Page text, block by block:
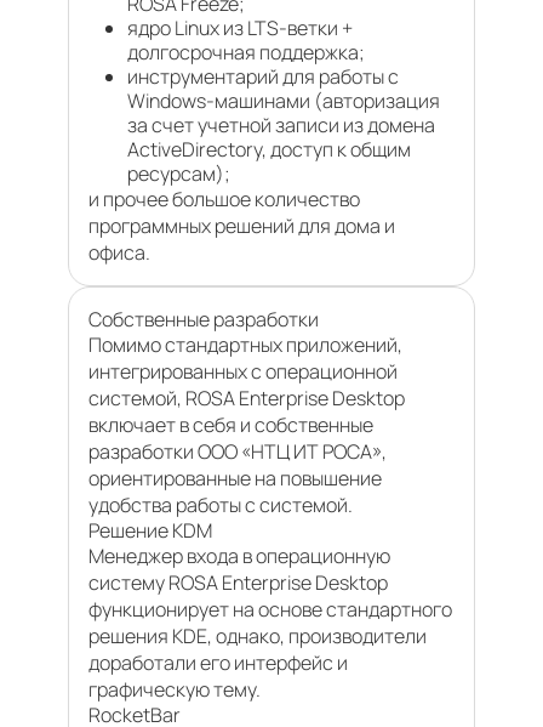
ядро Linux из LTS-ветки +
долгосрочная поддержка;
инструментарий для работы с
Windows-машинами (авторизация
за счет учетной записи из домена
ActiveDirectory, доступ к общим
ресурсам);
и прочее большое количество
программных решений для дома и
офиса.
Cобственные разработки
Помимо стандартных приложений,
интегрированных с операционной
системой, ROSA Enterprise Desktop
включает в себя и собственные
разработки ООО «НТЦ ИТ РОСА»,
ориентированные на повышение
удобства работы с системой.
Решение KDM
Менеджер входа в операционную
систему ROSA Enterprise Desktop
функционирует на основе стандартного
решения KDE, однако, производители
доработали его интерфейс и
графическую тему.
RocketBar